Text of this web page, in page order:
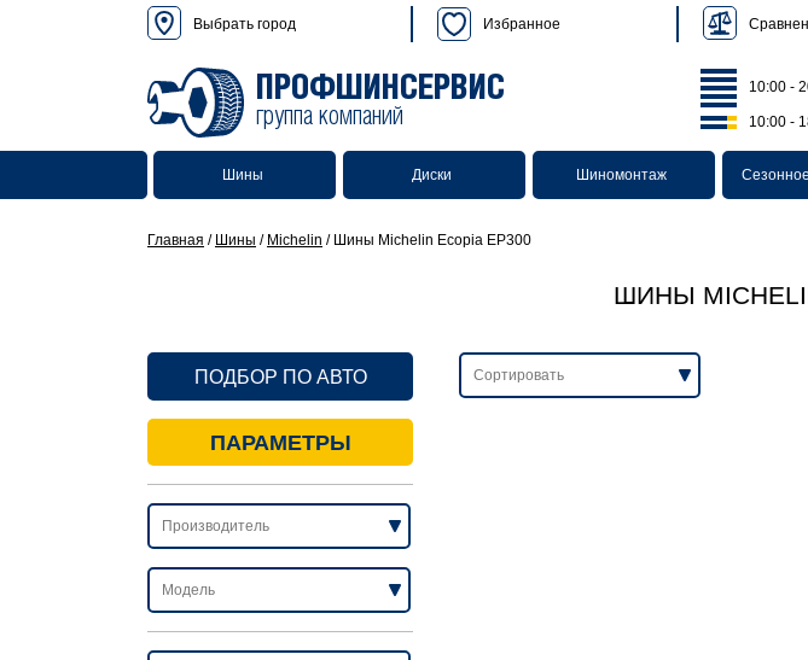
Выбрать город Избранное
ПРОФШИНСЕРВИС
группа компаний
10:00 -
10:00 -
Шины Диски Шиномонтаж
Главная / Шины / Michelin / Шины Michelin Ecopia EP300
ШИНЫ
ПОДБОР ПО АВТО
ПАРАМЕТРЫ